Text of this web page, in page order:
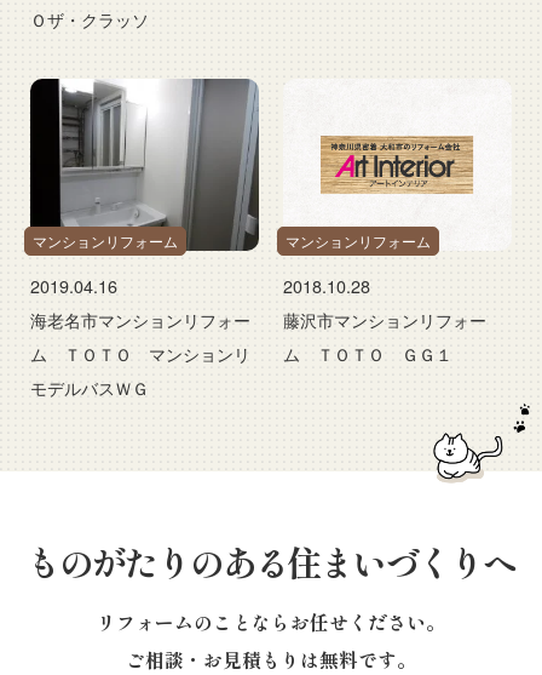
Ｏザ・クラッソ
マンションリフォーム
2019.04.16
海老名市マンションリフォー
ム ＴＯＴＯ マンションリ
モデルバスＷＧ
マンションリフォーム
2018.10.28
藤沢市マンションリフォー
ム ＴＯＴＯ ＧＧ１
ものがたりのある住まいづくりへ
リフォームのことならお任せください。
ご相談・お見積もりは無料です。